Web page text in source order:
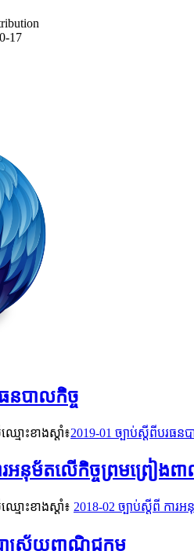
17
នបាលកិច្ច
ោះខាងស្តាំ៖2019-01​ ច្បាប់ស្ដីពីបរធន
អនុម័តលើកិច្ចព្រមព្រៀងពា
ោះខាងស្តាំ៖ 2018-02 ច្បាប់ស្តីពី ការ
ាស្រ័យពាណិជ្ជកម្ម